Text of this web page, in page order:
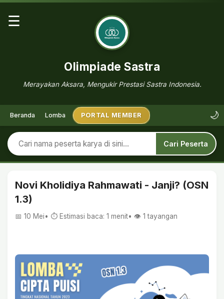
☰
Olimpiade Sastra
Merayakan Aksara, Mengukir Prestasi Sastra Indonesia.
Beranda Lomba PORTAL MEMBER 🌙
Cari Peserta
Novi Kholidiya Rahmawati - Janji? (OSN
1.3)
📅 10 Mei• ⏱ Estimasi baca: 1 menit• 👁️ 1 tayangan